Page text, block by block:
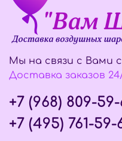
Мы на связи с Вами с
Доставка заказов
+7 (968) 809-
+7 (495) 761-59-